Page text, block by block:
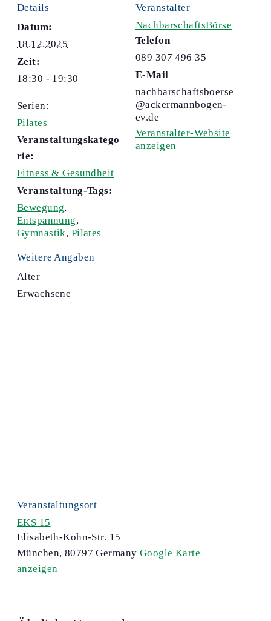
Details
Datum:
18.12.2025
Zeit:
18:30 - 19:30
Serien:
Pilates
Veranstaltungskatego
rie:
Fitness & Gesundheit
Veranstaltung-Tags:
Bewegung,
Entspannung,
Gymnastik, Pilates
Veranstalter
NachbarschaftsBörse
Telefon
089 307 496 35
E-Mail
nachbarschaftsboerse
@ackermannbogen-
ev.de
Veranstalter-Website
anzeigen
Weitere Angaben
Alter
Erwachsene
Veranstaltungsort
EKS 15
Elisabeth-Kohn-Str. 15
München, 80797 Germany Google Karte
anzeigen